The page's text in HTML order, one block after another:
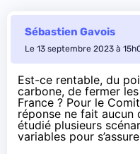
Sébastien Gavois
Le 13 septembre 2023 à
Est-ce rentable, du
carbone, de fermer
France ? Pour le
réponse ne fait aucun
étudié plusieurs
variables pour